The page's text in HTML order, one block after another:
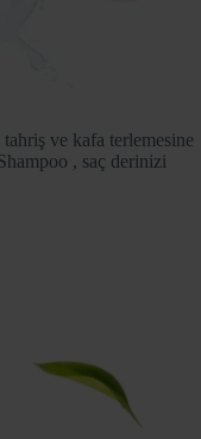
tahriş ve kafa terlemesine
, saç derinizi